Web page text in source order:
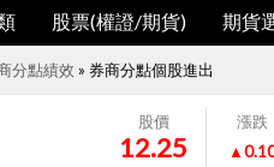
股票(權證/期貨) 期貨
分點績效 » 券商分點個股進出
股價
12.25
漲跌